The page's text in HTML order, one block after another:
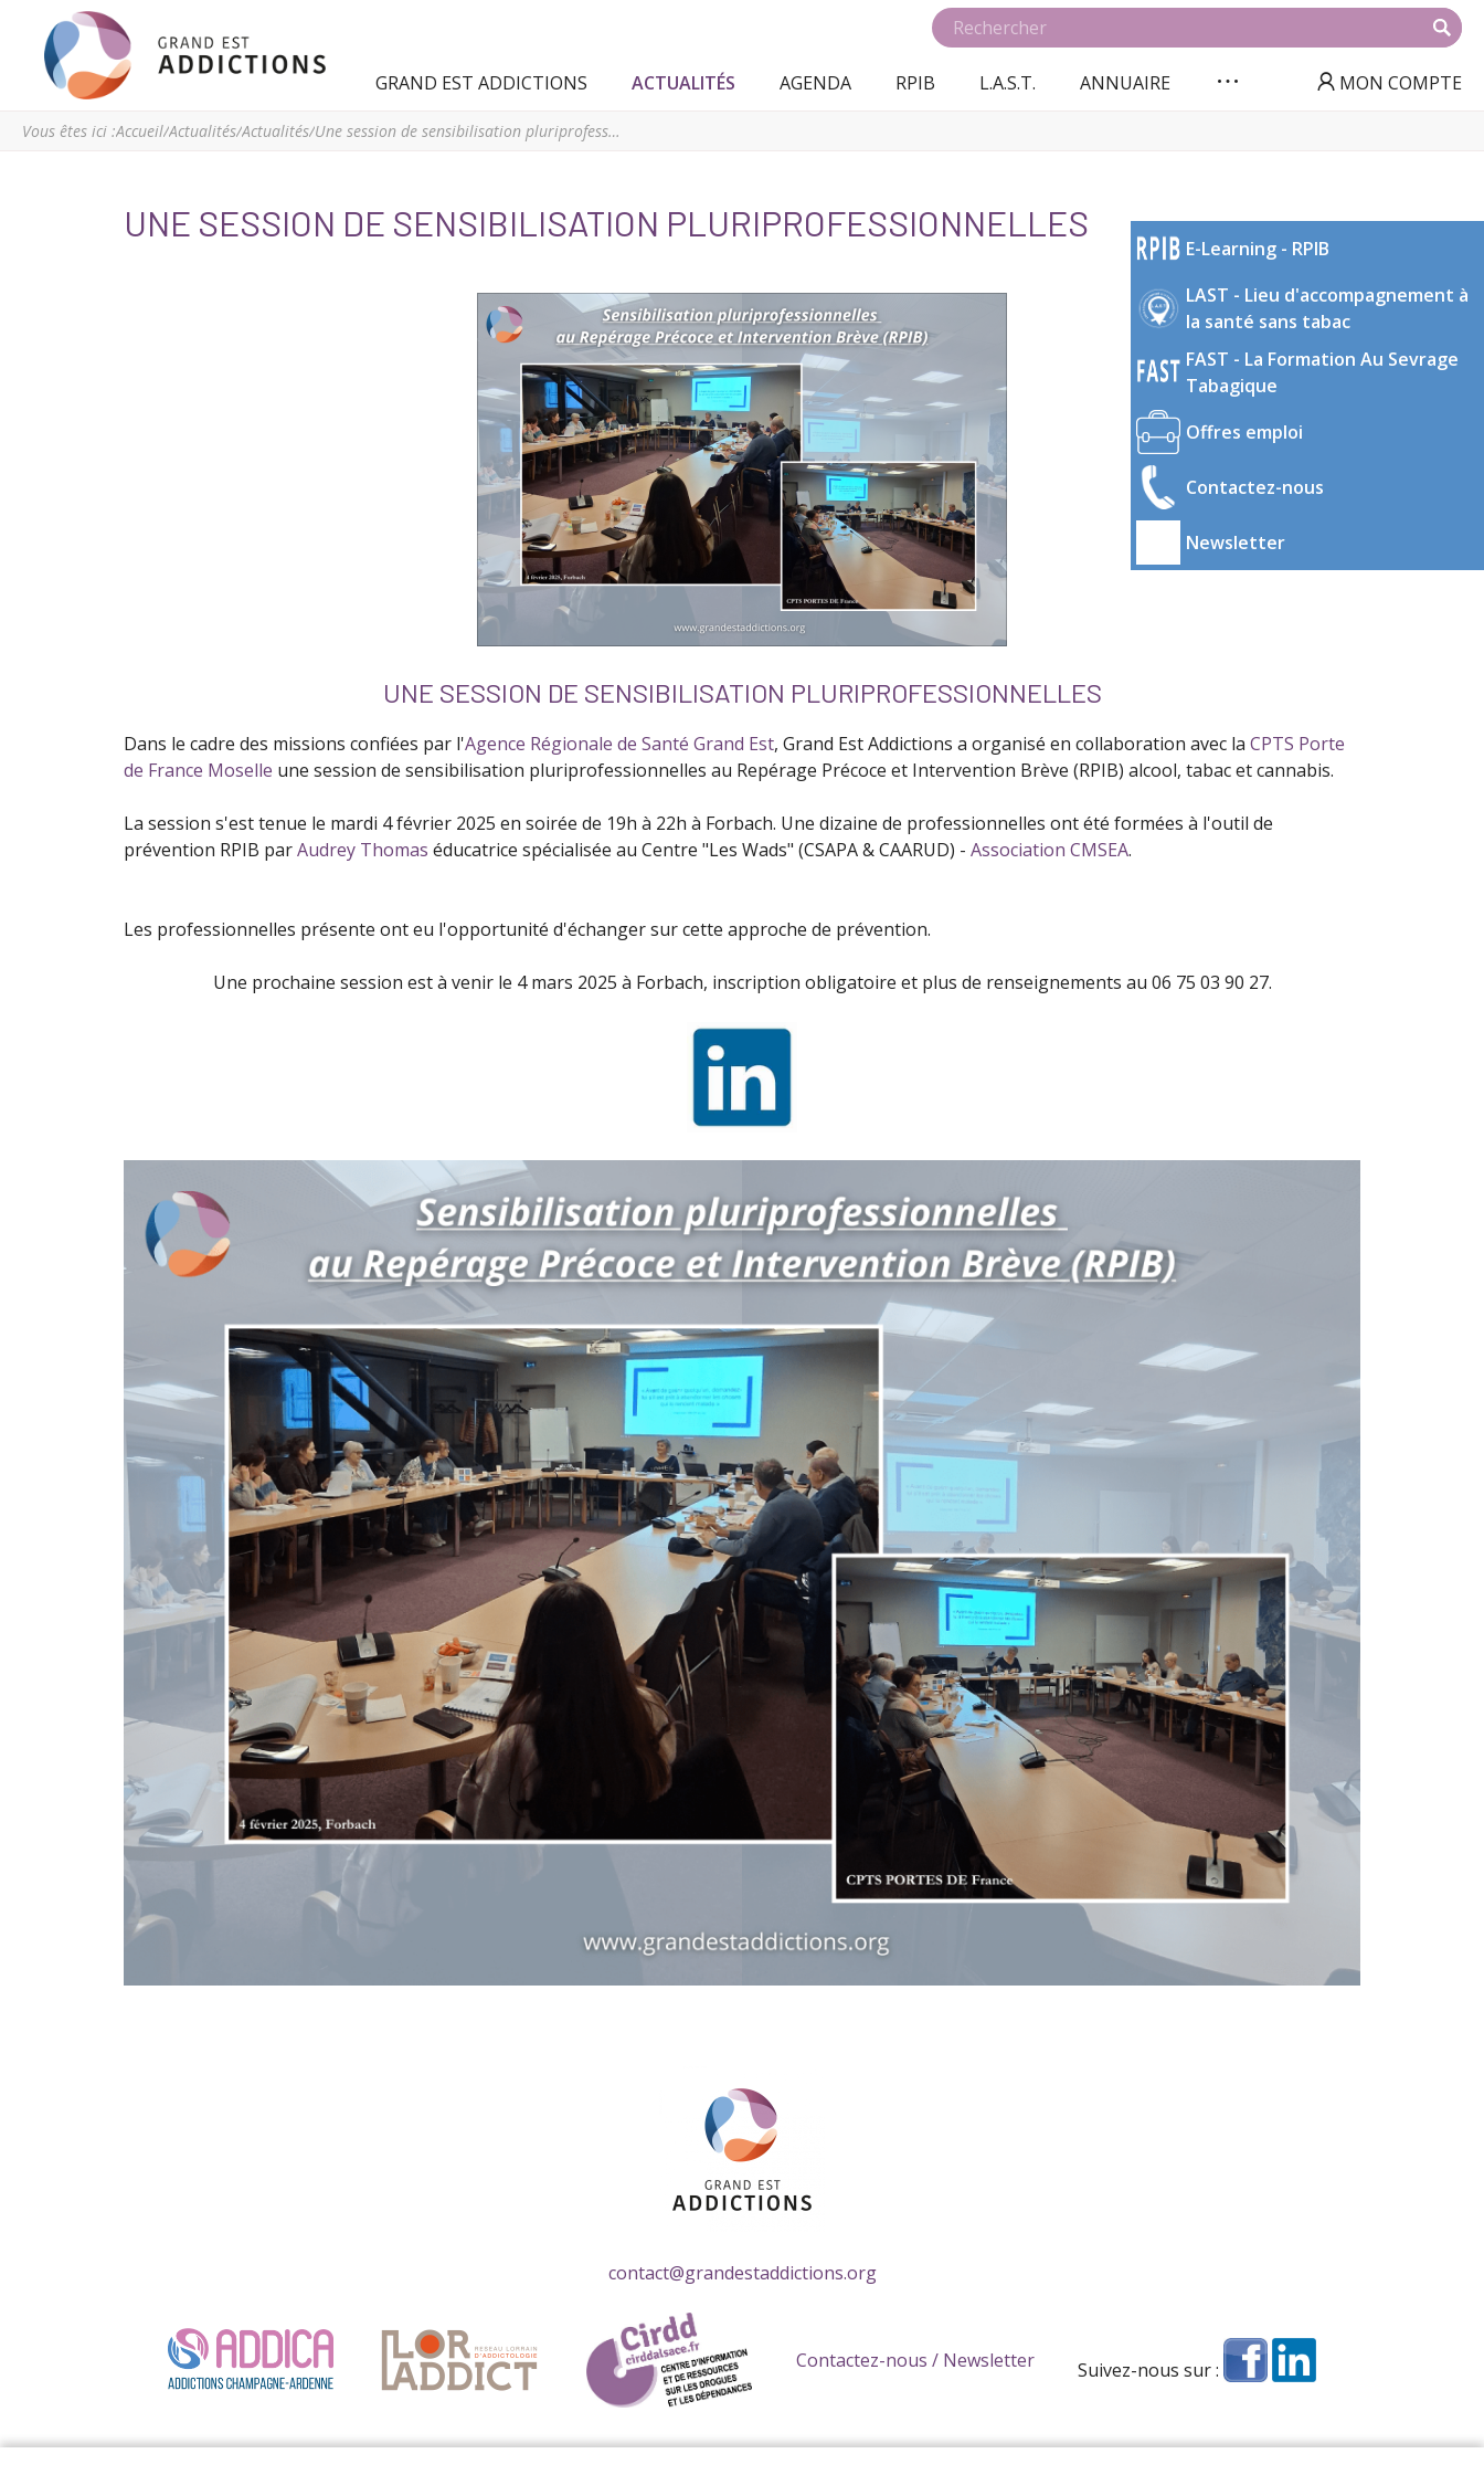
Addictions
régional
en
GRAND EST ADDICTIONS ACTUALITÉS AGENDA RPIB L.A.S.T. ANNUAIRE MON COMPTE
E-Learning - RPIB
LAST - Lieu d'accompagnement à
la santé sans tabac
FAST - La Formation Au Sevrage
Tabagique
Offres emploi
Contactez-nous
Newsletter
Vous êtes ici :Accueil/Actualités/Actualités/ Une session de sensibilisation pluriprofessionnelles
UNE SESSION DE SENSIBILISATION PLURIPROFESSIONNELLES
UNE SESSION DE SENSIBILISATION PLURIPROFESSIONNELLES
Dans le cadre des missions confiées par l'Agence Régionale de Santé Grand Est, Grand Est Addictions a organisé en collaboration avec la CPTS Porte
de France Moselle une session de sensibilisation pluriprofessionnelles au Repérage Précoce et Intervention Brève (RPIB) alcool, tabac et cannabis.
La session s'est tenue le mardi 4 février 2025 en soirée de 19h à 22h à Forbach. Une dizaine de professionnelles ont été formées à l'outil de
prévention RPIB parAudrey Thomas éducatrice spécialisée au Centre "Les Wads" (CSAPA & CAARUD) - Association CMSEA.
Les professionnelles présente ont eu l'opportunité d'échanger sur cette approche de prévention.
Une prochaine session est à venir le 4 mars 2025 à Forbach, inscription obligatoire et plus de renseignements au 06 75 03 90 27.
contact@grandestaddictions.org
Contactez-nous / Newsletter Suivez-nous sur :